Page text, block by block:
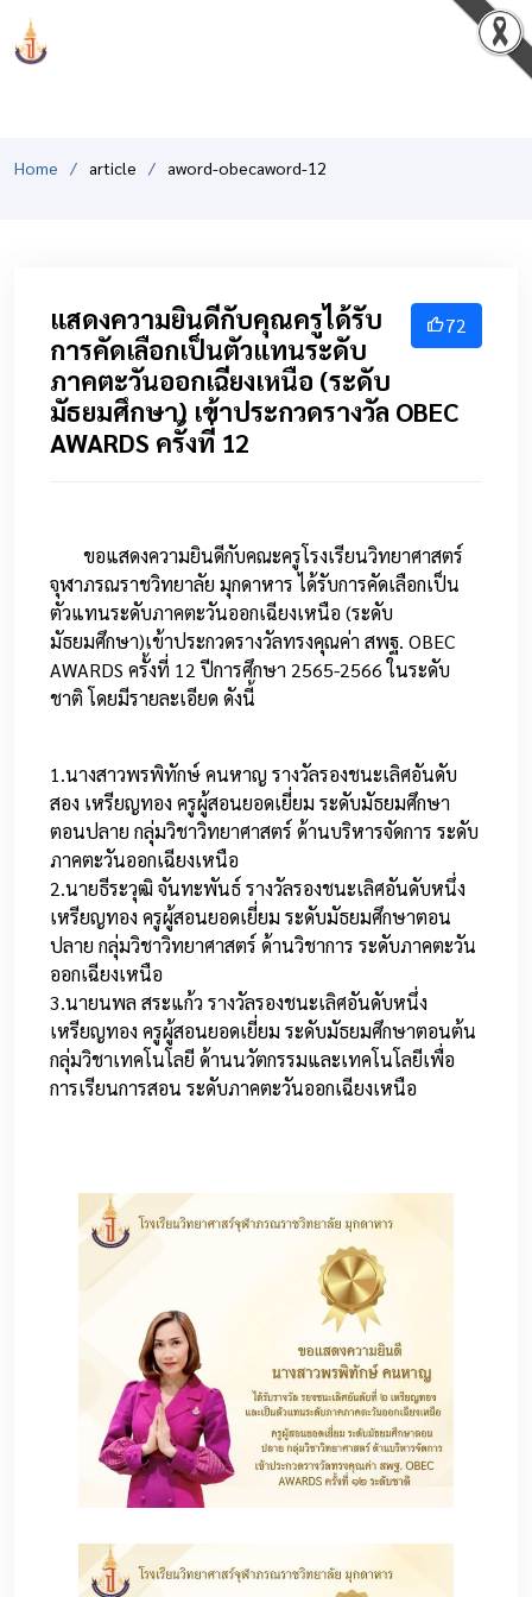
Home article aword-obecaword-12
72
แสดงความยินดีกับคุณครูได้รับ
การคัดเลือกเป็นตัวแทนระดับ
ภาคตะวันออกเฉียงเหนือ (ระดับ
มัธยมศึกษา) เข้าประกวดรางวัล OBEC
AWARDS ครั้งที่ 12
ขอแสดงความยินดีกับคณะครูโรงเรียนวิทยาศาสตร์
จุฬาภรณราชวิทยาลัย มุกดาหาร ได้รับการคัดเลือกเป็น
ตัวแทนระดับภาคตะวันออกเฉียงเหนือ (ระดับ
มัธยมศึกษา)เข้าประกวดรางวัลทรงคุณค่า สพฐ. OBEC
AWARDS ครั้งที่ 12 ปีการศึกษา 2565-2566 ในระดับ
ชาติ โดยมีรายละเอียด ดังนี้
1.นางสาวพรพิทักษ์ คนหาญ รางวัลรองชนะเลิศอันดับ
สอง เหรียญทอง ครูผู้สอนยอดเยี่ยม ระดับมัธยมศึกษา
ตอนปลาย กลุ่มวิชาวิทยาศาสตร์ ด้านบริหารจัดการ ระดับ
ภาคตะวันออกเฉียงเหนือ
2.นายธีระวุฒิ จันทะพันธ์ รางวัลรองชนะเลิศอันดับหนึ่ง
เหรียญทอง ครูผู้สอนยอดเยี่ยม ระดับมัธยมศึกษาตอน
ปลาย กลุ่มวิชาวิทยาศาสตร์ ด้านวิชาการ ระดับภาคตะวัน
ออกเฉียงเหนือ
3.นายนพล สระแก้ว รางวัลรองชนะเลิศอันดับหนึ่ง
เหรียญทอง ครูผู้สอนยอดเยี่ยม ระดับมัธยมศึกษาตอนต้น
กลุ่มวิชาเทคโนโลยี ด้านนวัตกรรมและเทคโนโลยีเพื่อ
การเรียนการสอน ระดับภาคตะวันออกเฉียงเหนือ
60